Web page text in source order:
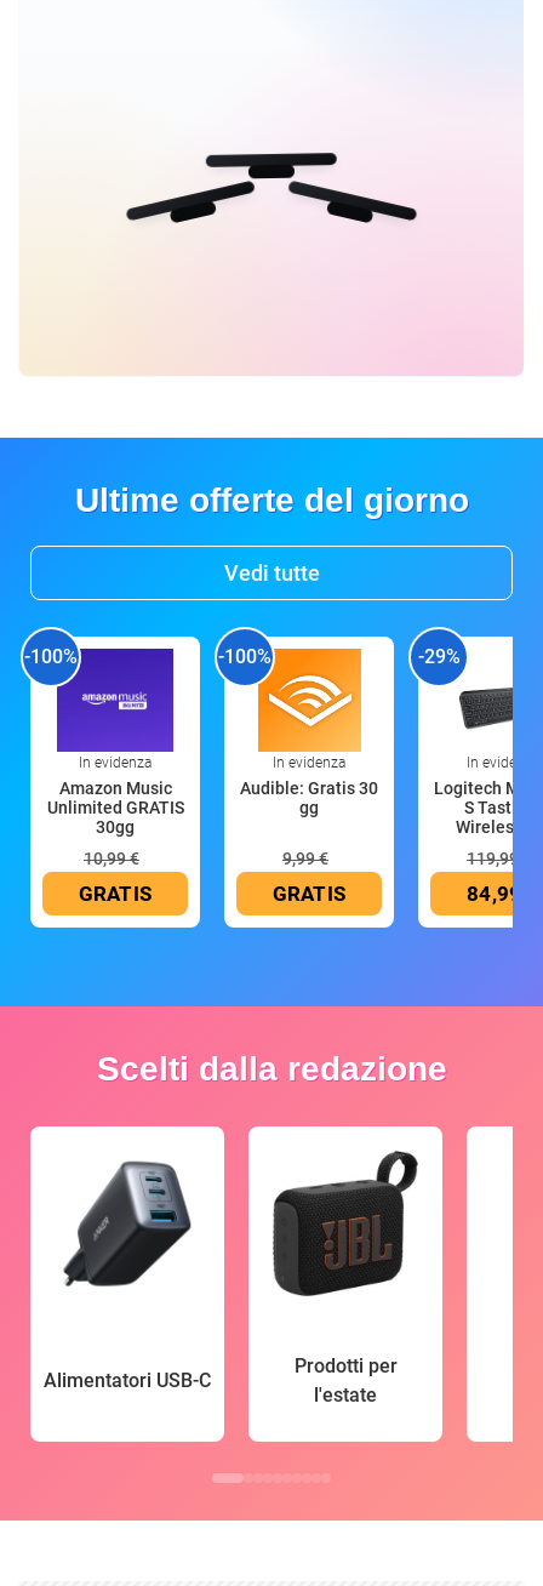
Ultime offerte del giorno
Vedi tutte
-100%
In evidenza
Amazon Music
Unlimited GRATIS
30gg
10,99 €
GRATIS
-100%
In evidenza
Audible: Gratis 30
gg
9,99 €
GRATIS
-29%
In evidenza
Logitech MX
S Tastiera
Wireless
119,99 €
84,99 €
Scelti dalla redazione
Alimentatori USB-C
Prodotti per
l'estate